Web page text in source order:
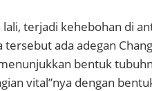
lali, terjadi kehebohan di
ada adegan
bentuk
vital”nya dengan